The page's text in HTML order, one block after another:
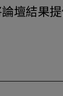
壇結果